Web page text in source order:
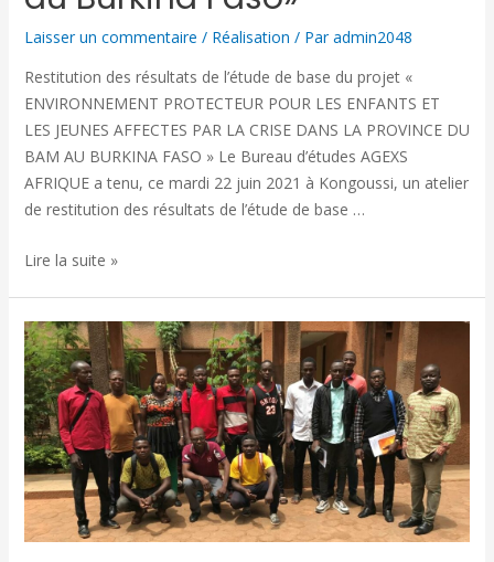
Laisser un commentaire / Réalisation / Paradmin2048
Restitution des résultats de l’étude de base du projet «
ENVIRONNEMENT PROTECTEUR POUR LES ENFANTS ET
LES JEUNES AFFECTES PAR LA CRISE DANS LA PROVINCE DU
BAM AU BURKINA FASO » Le Bureau d’études AGEXS
AFRIQUE a tenu, ce mardi 22 juin 2021 à Kongoussi, un atelier
de restitution des résultats de l’étude de base …
Lire la suite »